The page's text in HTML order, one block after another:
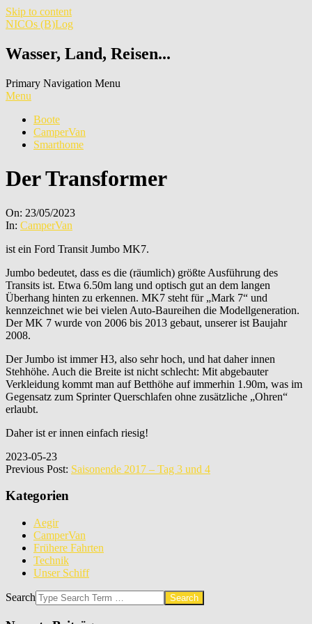
Skip to content
NICOs (B)Log
Wasser, Land, Reisen...
Primary Navigation Menu
Menu
Boote
CamperVan
Smarthome
Der Transformer
On: 23/05/2023
In: CamperVan
ist ein Ford Transit Jumbo MK7.
Jumbo bedeutet, dass es die (räumlich) größte Ausführung des
Transits ist. Etwa 6.50m lang und optisch gut an dem langen
Überhang hinten zu erkennen. MK7 steht für „Mark 7“ und
kennzeichnet wie bei vielen Auto-Baureihen die Modellgeneration.
Der MK 7 wurde von 2006 bis 2013 gebaut, unserer ist Baujahr
2008.
Der Jumbo ist immer H3, also sehr hoch, und hat daher innen
Stehhöhe. Auch die Breite ist nicht schlecht: Mit abgebauter
Verkleidung kommt man auf Betthöhe auf immerhin 1.90m, was im
Gegensatz zum Sprinter Querschlafen ohne zusätzliche „Ohren“
erlaubt.
Daher ist er innen einfach riesig!
2023-05-23
Previous Post: Saisonende 2017 – Tag 3 und 4
Kategorien
Aegir
CamperVan
Frühere Fahrten
Technik
Unser Schiff
Search